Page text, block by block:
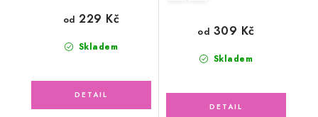
Skladem
od 229 Kč
Skladem
od 309 Kč